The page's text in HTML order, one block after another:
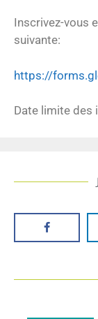
Inscrivez-vous
suivante:
https://
Date limite des